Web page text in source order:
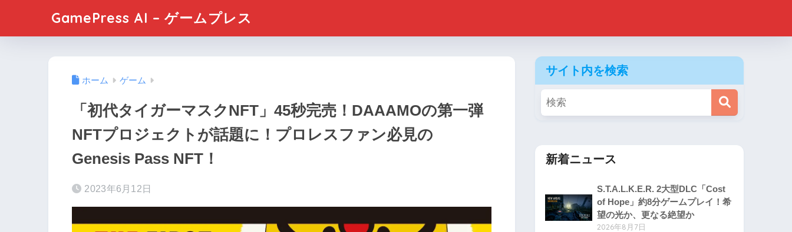
GamePress AI – ゲームプレス
ホーム ゲーム
「初代タイガーマスクNFT」45秒完売！DAAAMOの第一弾
NFTプロジェクトが話題に！プロレスファン必見の
Genesis Pass NFT！
2023年6月12日
サイト内を検索
新着ニュース
S.T.A.L.K.E.R. 2大型DLC「Cost
of Hope」約8分ゲームプレイ！希
望の光か、更なる絶望か
2026年8月7日